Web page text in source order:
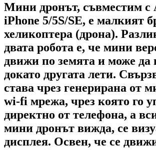
Мини дронът, съвместим с
iPhone 5/5S/SE, е малкият
хеликоптера (дрона).
двата робота е, че мини
движи по земята и може да
докато другата лети.
става чрез генерирана от
wi-fi мрежа, чрез която го
директно от телефона, а
мини дронът вижда, се
дисплея. Освен, че се